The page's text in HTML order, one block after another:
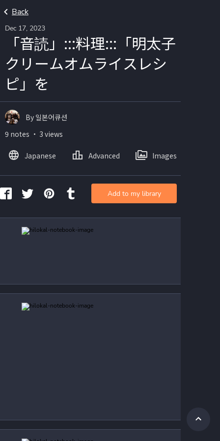
Back
Dec 17, 2023
「音読」:::料理:::「明太子
クリームオムライスレシ
ピ」を
By 일본어큐션
9 notes ・ 3 views
Japanese Advanced Images
Add to my library